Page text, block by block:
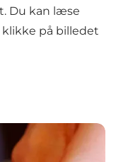
Du kan læse
på billedet